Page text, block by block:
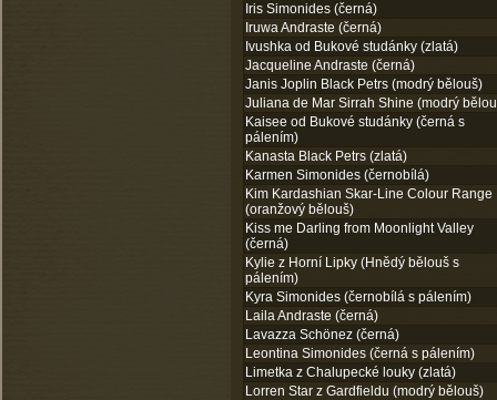
Iris Simonides (černá)
Iruwa Andraste (černá)
Ivushka od Bukové studánky (zlatá)
Jacqueline Andraste (černá)
Janis Joplin Black Petrs (modrý bělouš)
Juliana de Mar Sirrah Shine (modrý
Kaisee od Bukové studánky (černá s
pálením)
Kanasta Black Petrs (zlatá)
Karmen Simonides (černobílá)
Kim Kardashian Skar-Line Colour Range
(oranžový bělouš)
Kiss me Darling from Moonlight Valley
(černá)
Kylie z Horní Lipky (Hnědý bělouš s
pálením)
Kyra Simonides (černobílá s pálením)
Laila Andraste (černá)
Lavazza Schönez (černá)
Leontina Simonides (černá s pálením)
Limetka z Chalupecké louky (zlatá)
Lorren Star z Gardfieldu (modrý bělouš)